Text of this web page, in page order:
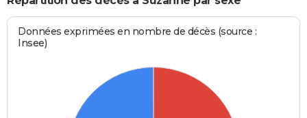
Données exprimées en nombre de décès (source :
Insee)